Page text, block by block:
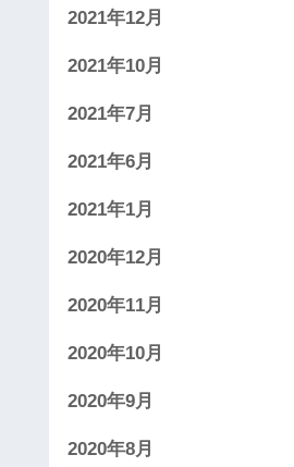
2021年12月
2021年10月
2021年7月
2021年6月
2021年1月
2020年12月
2020年11月
2020年10月
2020年9月
2020年8月